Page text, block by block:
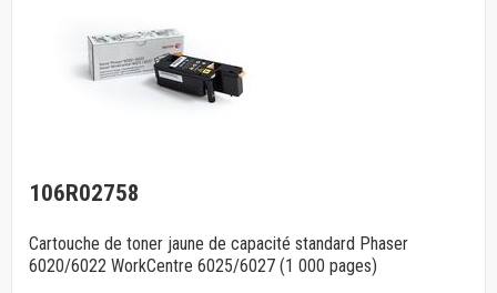
106R02758
Cartouche de toner jaune de capacité standard Phaser
6020/6022 WorkCentre 6025/6027 (1 000 pages)